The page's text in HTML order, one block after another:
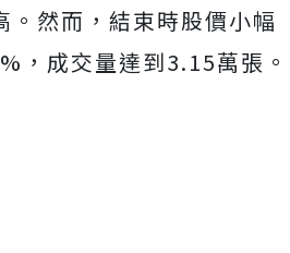
然而，結束時股價小幅
，成交量達到3.15萬張。